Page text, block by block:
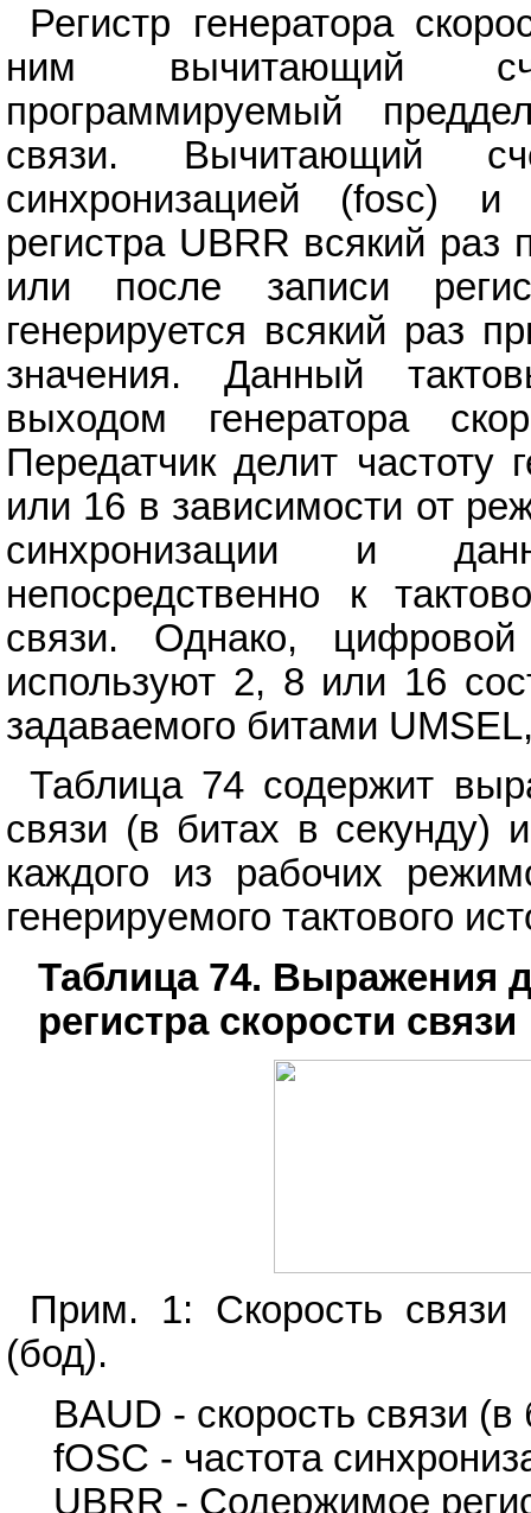
Регистр генератора
ним вычитающий
программируемый
связи. Вычитающий
синхронизацией (fosc) и
регистра UBRR всякий раз
или после записи
генерируется всякий раз
значения. Данный
выходом генератора
Передатчик делит частоту
или 16 в зависимости от
синхронизации и
непосредственно к
связи. Однако,
используют 2, 8 или 16
задаваемого битами
Таблица 74 содержит
связи (в битах в секунду)
каждого из рабочих
генерируемого тактового
Таблица 74. Выражения
регистра скорости связи
Прим. 1: Скорость связи
(бод).
BAUD - скорость связи (в
fOSC - частота
UBRR - Содержимое